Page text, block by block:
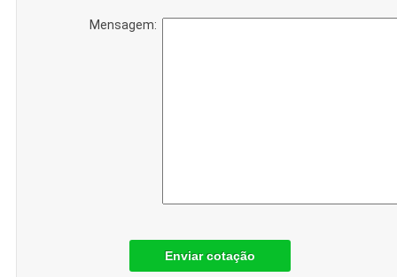
Mensagem:
Enviar cotação